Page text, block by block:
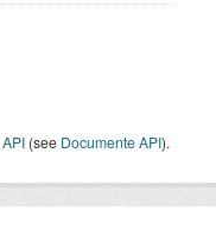
API (see Documente API).